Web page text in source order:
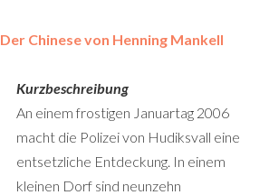
Der Chinese von Henning Mankell
Kurzbeschreibung
An einem frostigen Januartag 2006
macht die Polizei von Hudiksvall eine
entsetzliche Entdeckung. In einem
kleinen Dorf sind neunzehn